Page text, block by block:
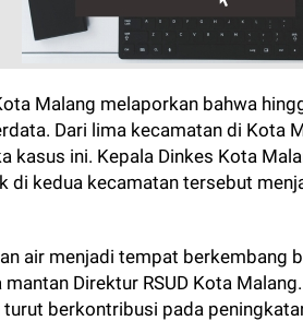
Malang melaporkan bahwa
Dari lima kecamatan di Kota
kasus ini. Kepala Dinkes Kota
di kedua kecamatan tersebut
air menjadi tempat berkembang
Direktur RSUD Kota
turut berkontribusi pada